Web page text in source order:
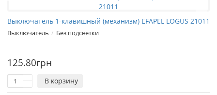
Выключатель 1-клавишный (механизм) EFAPEL LOGUS 21011
Выключатель Без подсветки
125.80грн
В корзину